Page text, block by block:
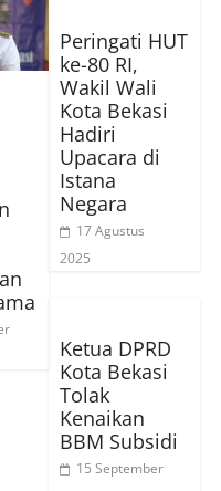
Peringati HUT
ke-80 RI,
Wakil Wali
Kota Bekasi
Hadiri
Upacara di
Istana
Negara
17 Agustus
2025
Ketua DPRD
Kota Bekasi
Tolak
Kenaikan
BBM Subsidi
15 September